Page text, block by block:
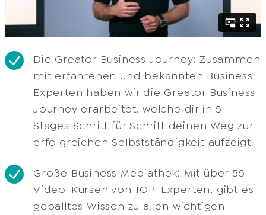
Die Greator Business Journey: Zusammen
mit erfahrenen und bekannten Business
Experten haben wir die Greator Business
Journey erarbeitet, welche dir in 5
Stages Schritt für Schritt deinen Weg zur
erfolgreichen Selbstständigkeit aufzeigt.​
Große Business Mediathek: Mit über 55
Video-Kursen von TOP-Experten, gibt es
geballtes Wissen zu allen wichtigen